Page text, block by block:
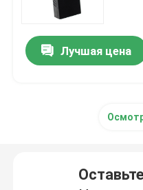
Jammer радио трутня
Военный Jammer
джаммер бомбы
Лучшая цена